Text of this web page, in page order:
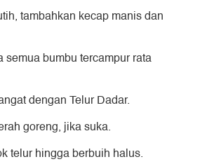
tambahkan kecap manis dan
semua bumbu tercampur rata
dengan Telur Dadar.
goreng, jika suka.
telur hingga berbuih halus.